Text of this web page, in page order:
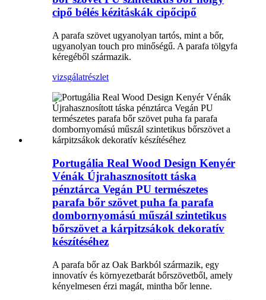
cipő bélés kézitáskák cipőcipő
A parafa szövet ugyanolyan tartós, mint a bőr,
ugyanolyan touch pro minőségű. A parafa tölgyfa
kéregéből származik.
vizsgálatrészlet
Portugália Real Wood Design Kenyér
Vénák Újrahasznosított táska
pénztárca Vegán PU természetes
parafa bőr szövet puha fa parafa
dombornyomású műszál szintetikus
bőrszövet a kárpitzsákok dekoratív
készítéséhez
A parafa bőr az Oak Barkból származik, egy
innovatív és környezetbarát bőrszövetből, amely
kényelmesen érzi magát, mintha bőr lenne.